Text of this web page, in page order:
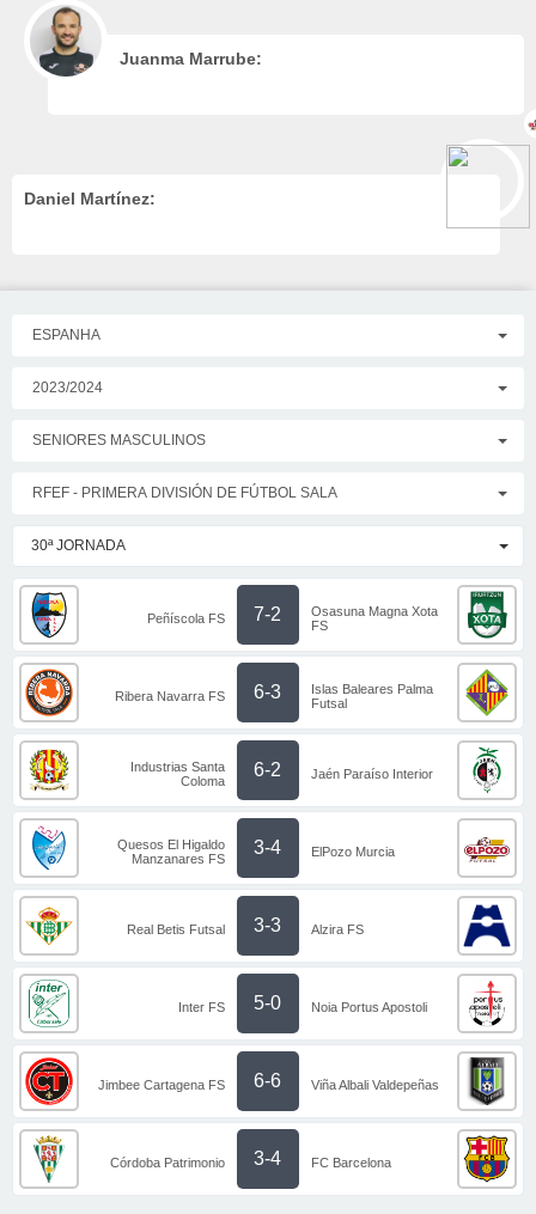
Juanma Marrube:
Daniel Martínez:
ESPANHA
2023/2024
SENIORES MASCULINOS
RFEF - PRIMERA DIVISIÓN DE FÚTBOL SALA
30ª JORNADA
Peñíscola FS 7-2
Osasuna Magna Xota
FS
Ribera Navarra FS 6-3
Islas Baleares Palma
Futsal
Industrias Santa
Coloma
6-2 Jaén Paraíso Interior
Quesos El Higaldo
Manzanares FS
3-4 ElPozo Murcia
Real Betis Futsal 3-3 Alzira FS
Inter FS 5-0 Noia Portus Apostoli
Jimbee Cartagena FS 6-6 Viña Albali Valdepeñas
Córdoba Patrimonio 3-4 FC Barcelona